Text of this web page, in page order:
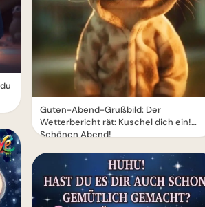
Guten-Abend-Grußbild: Der
Wetterbericht rät: Kuschel dich ein!
Schönen Abend!